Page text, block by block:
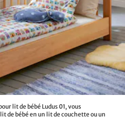
lit de bébé Ludus 01, vous
de bébé en un lit de couchette ou un